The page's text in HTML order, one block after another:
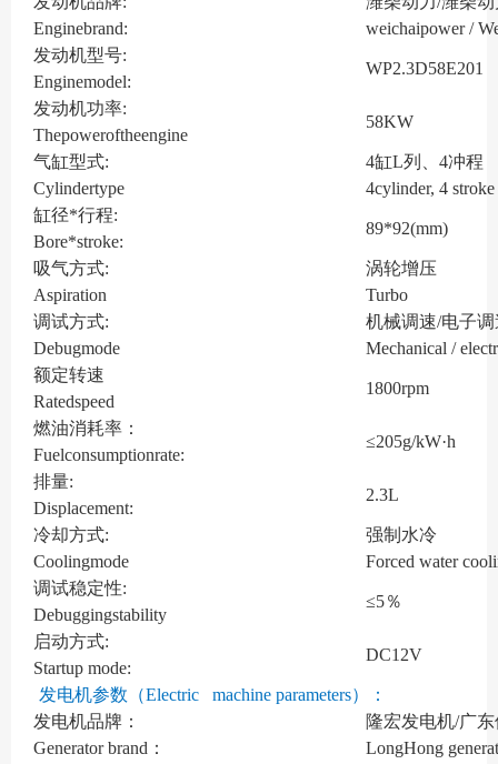
Enginebrand:
weichaipower /
发动机型号:
Enginemodel:
WP2.3D58E201
发动机功率:
Thepoweroftheengine
58KW
气缸型式:
Cylindertype
4缸L列、4冲程
4cylinder, 4
缸径*行程:
Bore*stroke:
89*92(mm)
吸气方式:
Aspiration
涡轮增压
Turbo
调试方式:
Debugmode
机械调速/电子调
Mechanical /
额定转速
Ratedspeed
1800rpm
燃油消耗率：
Fuelconsumptionrate:
≤205g/kW·h
排量:
Displacement:
2.3L
冷却方式:
Coolingmode
强制水冷
Forced water
调试稳定性:
Debuggingstability
≤5％
启动方式:
Startup mode:
DC12V
发电机参数（Electric machine parameters）：
发电机品牌：
Generator brand：
隆宏发电机/广
LongHong